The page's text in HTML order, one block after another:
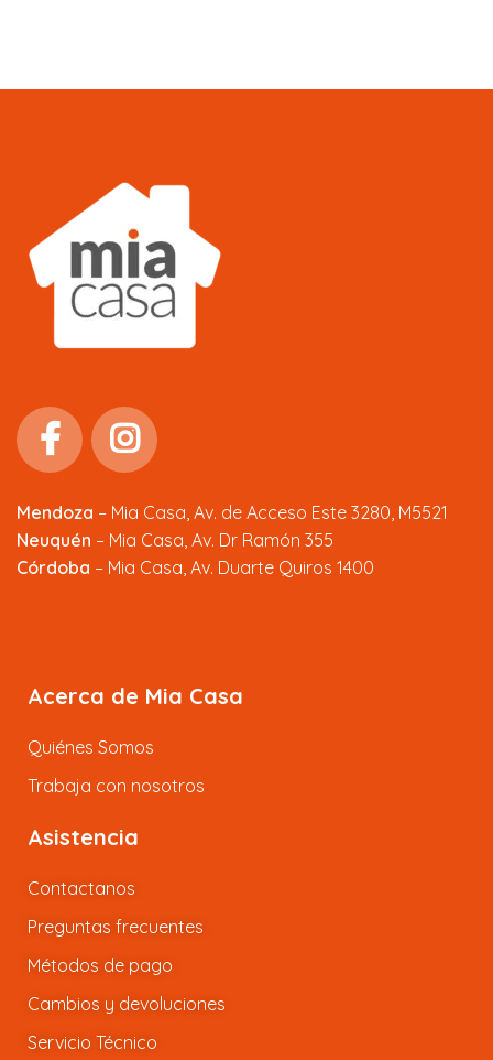
Mendoza – Mia Casa, Av. de Acceso Este 3280, M5521
Neuquén – Mia Casa, Av. Dr Ramón 355
Córdoba – Mia Casa, Av. Duarte Quiros 1400
Acerca de Mia Casa
Quiénes Somos
Trabaja con nosotros
Asistencia
Contactanos
Preguntas frecuentes
Métodos de pago
Cambios y devoluciones
Servicio Técnico